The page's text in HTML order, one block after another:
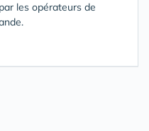
les opérateurs de